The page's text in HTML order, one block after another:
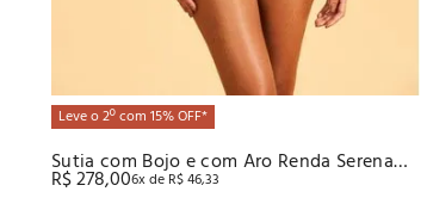
Leve o 2º com 15% OFF*
Sutia com Bojo e com Aro Renda Serena
Recco
R$278,006x de R$46,33